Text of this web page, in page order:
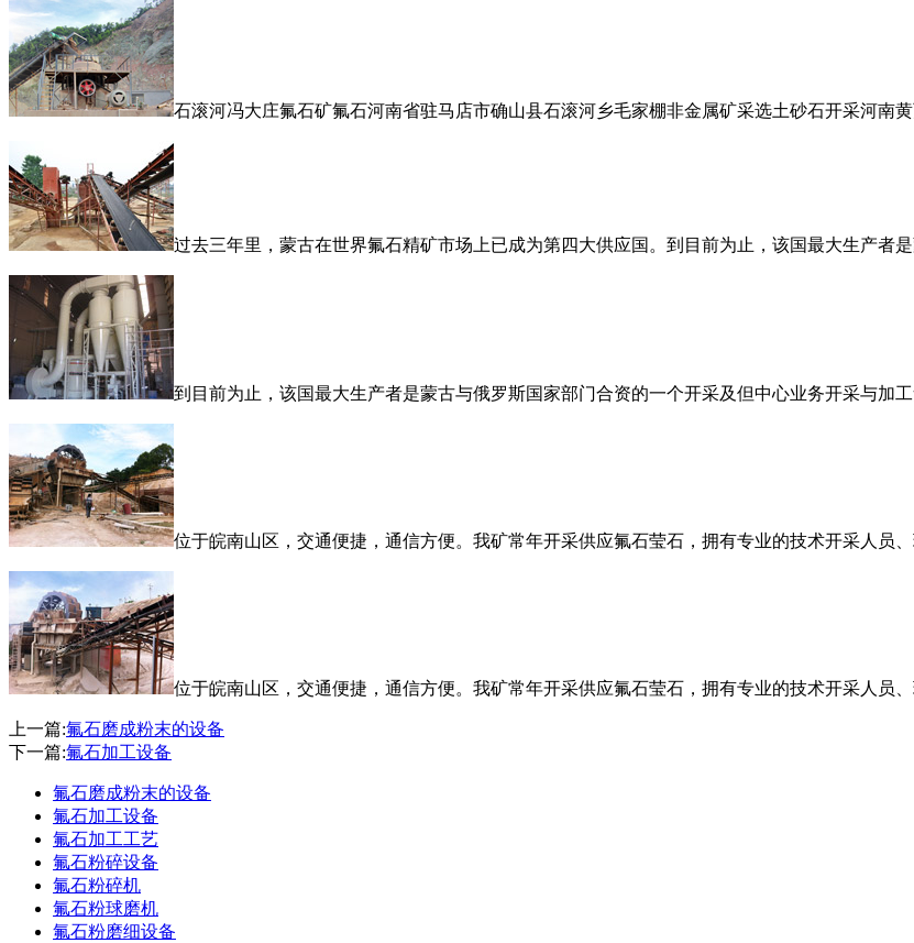
石滚河冯大庄氟石矿氟石河南省驻马店市确山县石滚河乡毛家棚非金属矿采选土砂石开采河南
过去三年里，蒙古在世界氟石精矿市场上已成为第四大供应国。到目前为止，该国最大生产者
到目前为止，该国最大生产者是蒙古与俄罗斯国家部门合资的一个开采及但中心业务开采与加
位于皖南山区，交通便捷，通信方便。我矿常年开采供应氟石莹石，拥有专业的技术开采人员
位于皖南山区，交通便捷，通信方便。我矿常年开采供应氟石莹石，拥有专业的技术开采人员
上一篇:氟石磨成粉末的设备
下一篇:氟石加工设备
氟石磨成粉末的设备
氟石加工设备
氟石加工工艺
氟石粉碎设备
氟石粉碎机
氟石粉球磨机
氟石粉磨细设备